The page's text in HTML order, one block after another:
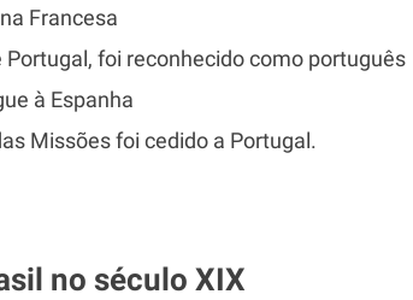
Francesa
foi reconhecido como português
à Espanha
Missões foi cedido a Portugal.
no século XIX